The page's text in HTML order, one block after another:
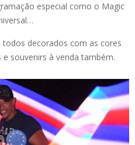
especial como o Magic
decorados com as cores
souvenirs à venda também.